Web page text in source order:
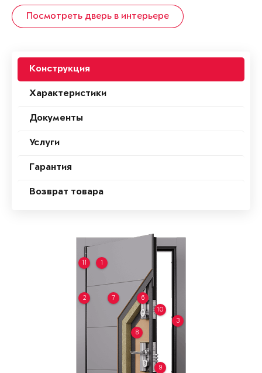
Посмотреть дверь в интерьере
Конструкция
Характеристики
Документы
Услуги
Гарантия
Возврат товара
1
2
3
6
7
8
9
10
11